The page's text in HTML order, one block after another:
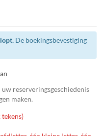
De boekingsbevestiging
reserveringsgeschiedenis
maken.